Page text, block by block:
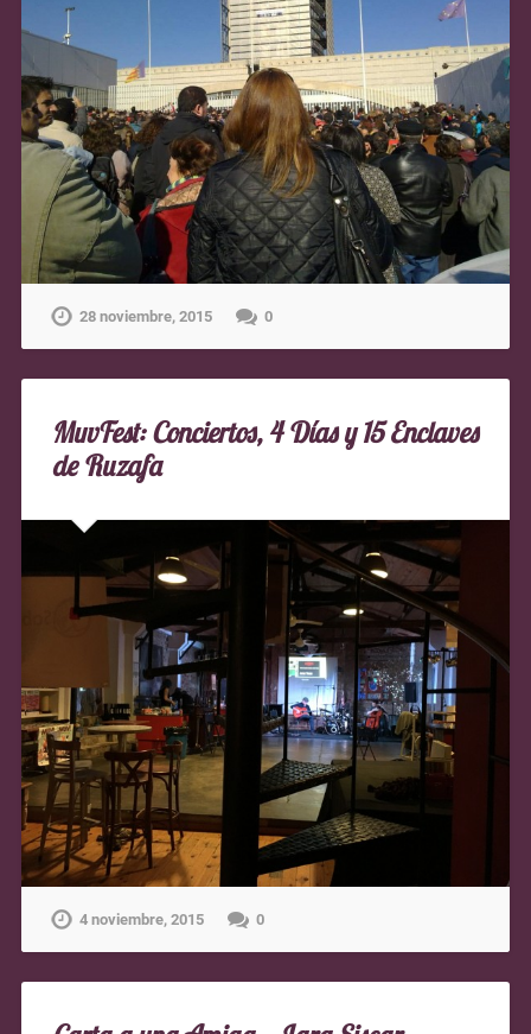
28 noviembre, 2015 0
MuvFest: Conciertos, 4 Días y 15 Enclaves
de Ruzafa
4 noviembre, 2015 0